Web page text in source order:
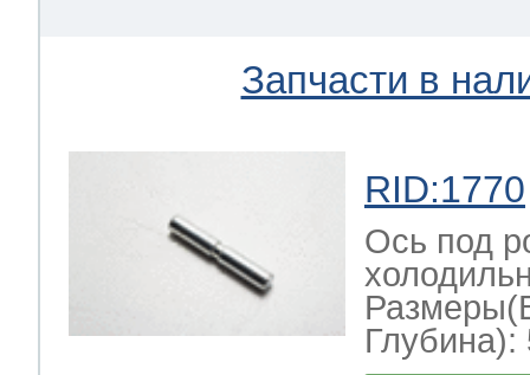
Запчасти в
RID:1770
Ось под
Глубина):